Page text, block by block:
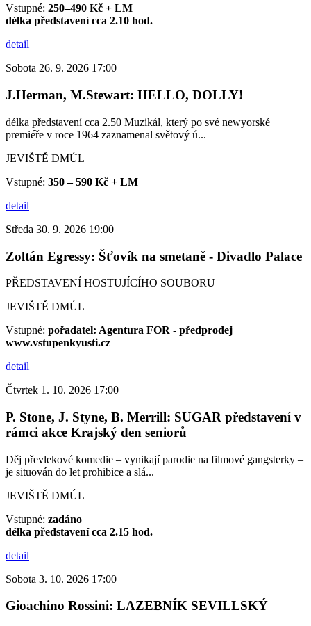
Vstupné: 250–490 Kč + LM
délka představení cca 2.10 hod.
detail
Sobota 26. 9. 2026 17:00
J.Herman, M.Stewart: HELLO, DOLLY!
délka představení cca 2.50 Muzikál, který po své newyorské
premiéře v roce 1964 zaznamenal světový ú...
JEVIŠTĚ DMÚL
Vstupné: 350 – 590 Kč + LM
detail
Středa 30. 9. 2026 19:00
Zoltán Egressy: Šťovík na smetaně - Divadlo Palace
PŘEDSTAVENÍ HOSTUJÍCÍHO SOUBORU
JEVIŠTĚ DMÚL
Vstupné: pořadatel: Agentura FOR - předprodej
www.vstupenkyusti.cz
detail
Čtvrtek 1. 10. 2026 17:00
P. Stone, J. Styne, B. Merrill: SUGAR představení v
rámci akce Krajský den seniorů
Děj převlekové komedie – vynikají parodie na filmové gangsterky –
je situován do let prohibice a slá...
JEVIŠTĚ DMÚL
Vstupné: zadáno
délka představení cca 2.15 hod.
detail
Sobota 3. 10. 2026 17:00
Gioachino Rossini: LAZEBNÍK SEVILLSKÝ